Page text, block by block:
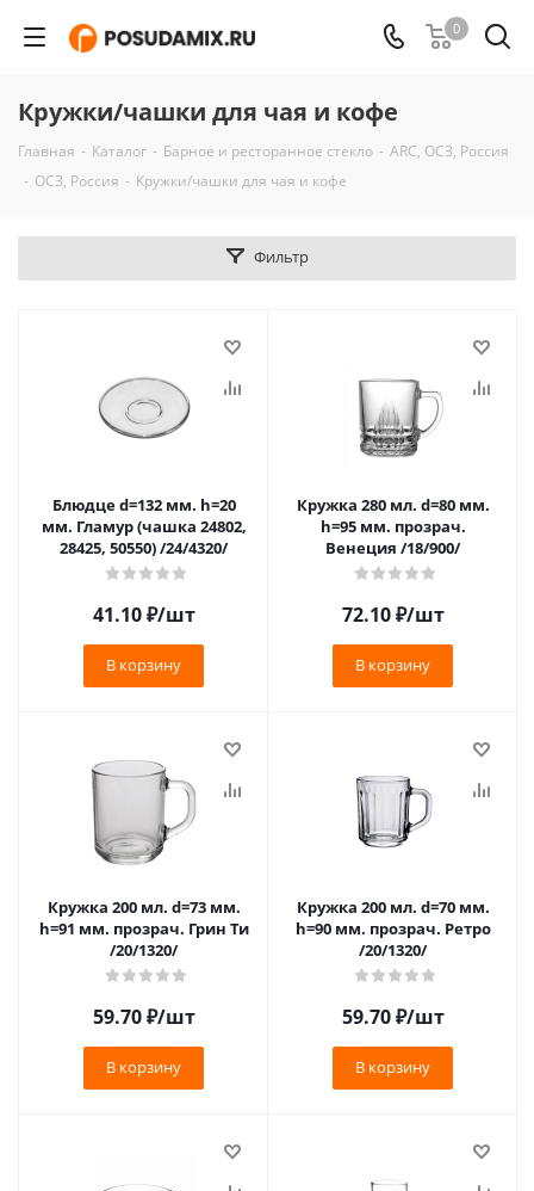
0
Кружки/чашки для чая и кофе
Главная - Каталог - Барное и ресторанное стекло - ARC, ОСЗ, Россия
- ОСЗ, Россия - Кружки/чашки для чая и кофе
Фильтр
Блюдце d=132 мм. h=20
мм. Гламур (чашка 24802,
28425, 50550) /24/4320/
41.10₽/шт
В корзину
Кружка 280 мл. d=80 мм.
h=95 мм. прозрач.
Венеция /18/900/
72.10₽/шт
В корзину
Кружка 200 мл. d=73 мм.
h=91 мм. прозрач. Грин Ти
/20/1320/
59.70₽/шт
В корзину
Кружка 200 мл. d=70 мм.
h=90 мм. прозрач. Ретро
/20/1320/
59.70₽/шт
В корзину